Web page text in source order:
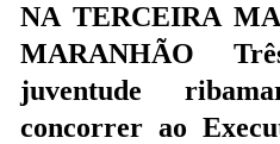
NA TERCEIRA
MARANHÃO
juventude
concorrer ao